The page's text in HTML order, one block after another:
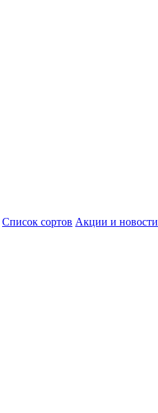
Список сортов Акции и новости